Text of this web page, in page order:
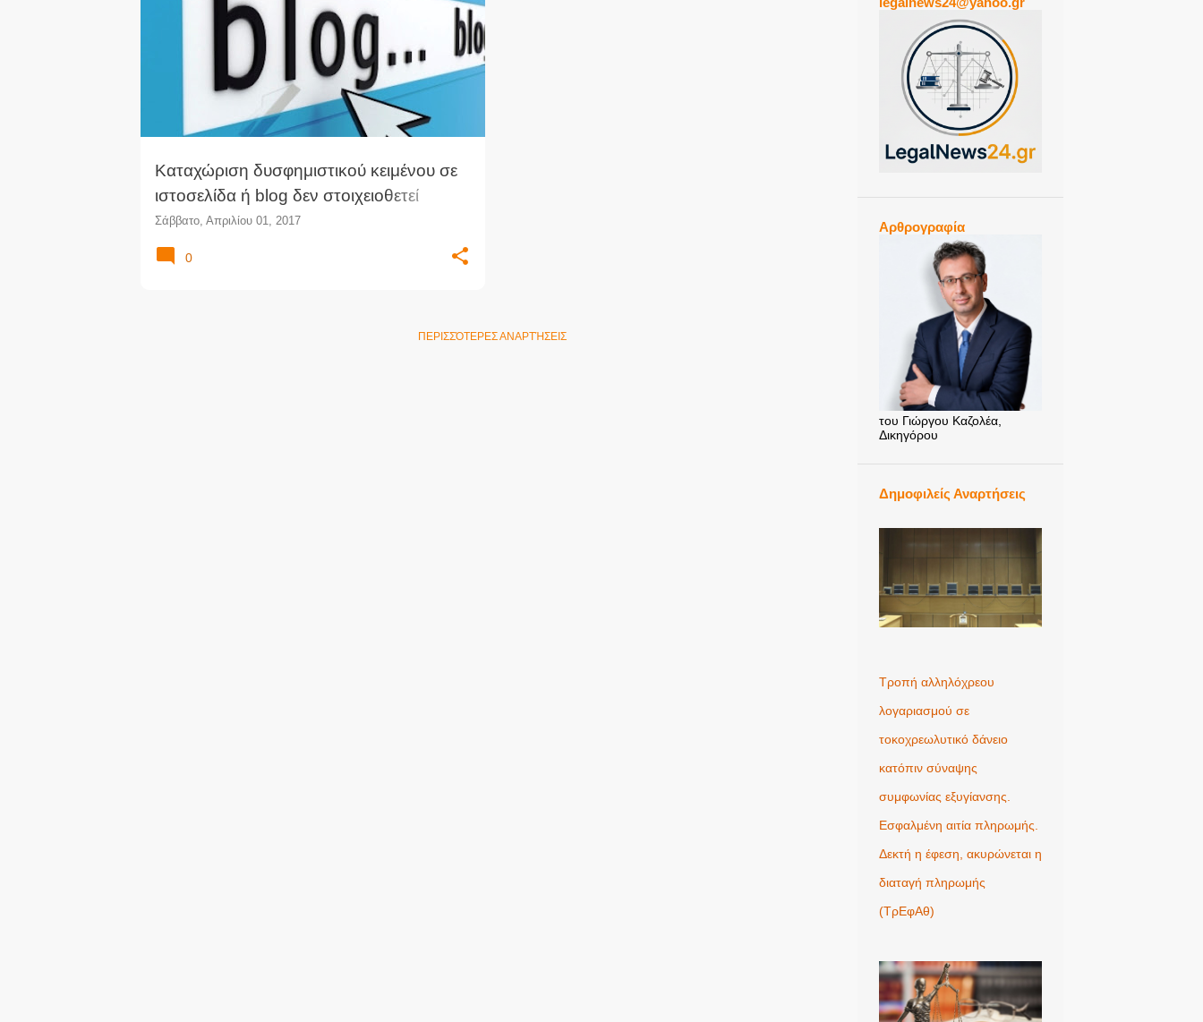
Καταχώριση δυσφημιστικού κειμένου σε
ιστοσελίδα ή blog δεν στοιχειοθετεί
αδίκημα τελούμενο δια του τύπου
Σάββατο, Απριλίου 01, 2017
ΔΙΑΔΊΚΤΥΟ +1
0
ΠΕΡΙΣΣΌΤΕΡΕΣ ΑΝΑΡΤΉΣΕΙΣ
Αρθρογραφία
του Γιώργου Καζολέα,
Δικηγόρου
Δημοφιλείς Αναρτήσεις
Τροπή αλληλόχρεου
λογαριασμού σε
τοκοχρεωλυτικό δάνειο
κατόπιν σύναψης
συμφωνίας εξυγίανσης.
Εσφαλμένη αιτία πληρωμής.
Δεκτή η έφεση, ακυρώνεται η
διαταγή πληρωμής
(ΤρΕφΑθ)